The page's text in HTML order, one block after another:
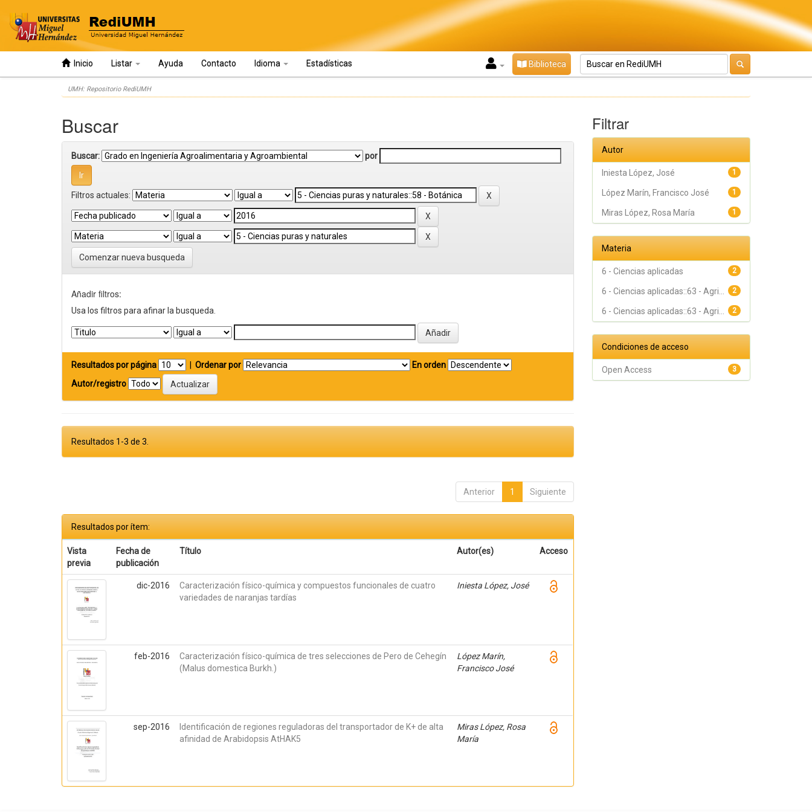
Inicio Listar Ayuda Contacto Idioma Estadísticas Biblioteca
UMH: Repositorio RediUMH
Buscar
Buscar: por
Filtros actuales:
Comenzar nueva busqueda
Añadir filtros:
Usa los filtros para afinar la busqueda.
Resultados por página Ordenar por
En orden
Autor/registro
Resultados 1-3 de 3.
Anterior 1 Siguiente
Resultados por ítem:
Vista
previa
Fecha de
publicación
Título Autor(es) Acceso
dic-2016
Caracterización físico-química y compuestos funcionales de cuatro
variedades de naranjas tardías
Iniesta López, José
feb-2016
Caracterización físico-química de tres selecciones de Pero de Cehegín
(Malus domestica Burkh.)
López Marín,
Francisco José
sep-2016
Identificación de regiones reguladoras del transportador de K+ de alta
afinidad de Arabidopsis AtHAK5
Miras López, Rosa
María
Filtrar
Autor
1
Iniesta López, José
1
López Marín, Francisco José
1
Miras López, Rosa María
Materia
2
6 - Ciencias aplicadas
2
6 - Ciencias aplicadas::63 - Agri...
2
6 - Ciencias aplicadas::63 - Agri...
Condiciones de acceso
3
Open Access